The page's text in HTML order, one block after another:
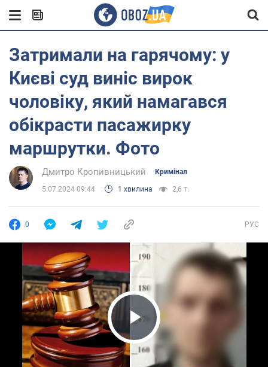
Затримали на гарячому: у
Києві суд виніс вирок
чоловіку, який намагався
обікрасти пасажирку
маршрутки. Фото
Дмитро Кропивницький Кримінал
5.07.2024 09:44 1 хвилина 2,6 т.
0 РУС
Play Video